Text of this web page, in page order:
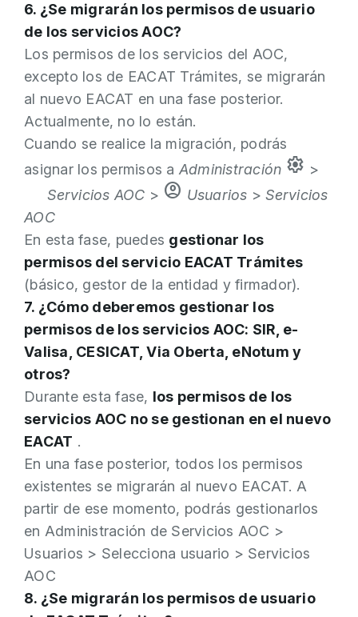
6. ¿Se migrarán los permisos de usuario
de los servicios AOC?
Los permisos de los servicios del AOC,
excepto los de EACAT Trámites, se migrarán
al nuevo EACAT en una fase posterior.
Actualmente, no lo están.
Cuando se realice la migración, podrás
asignar los permisos a Administración settings >
Servicios AOC > account_circle Usuarios >Servicios
AOC
En esta fase, puedes gestionar los
permisos del servicio EACAT Trámites
(básico, gestor de la entidad y firmador).
7. ¿Cómo deberemos gestionar los
permisos de los servicios AOC: SIR, e-
Valisa, CESICAT, Via Oberta, eNotum y
otros?
Durante esta fase, los permisos de los
servicios AOC no se gestionan en el nuevo
EACAT .
En una fase posterior, todos los permisos
existentes se migrarán al nuevo EACAT. A
partir de ese momento, podrás gestionarlos
en Administración de Servicios AOC >
Usuarios > Selecciona usuario > Servicios
AOC
8. ¿Se migrarán los permisos de usuario